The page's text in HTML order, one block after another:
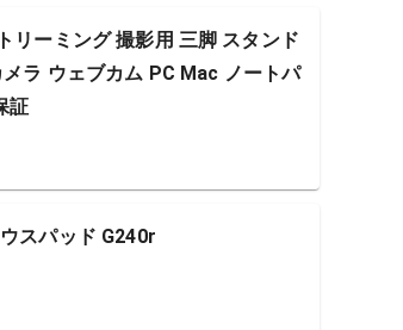
リーミング 撮影用 三脚 スタンド
ラ ウェブカム PC Mac ノートパ
証
スパッド G240r